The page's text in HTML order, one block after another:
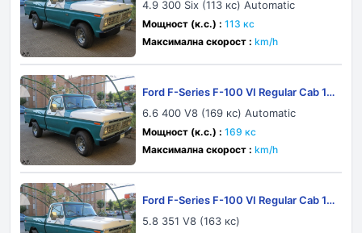
4.9 300 Six (113 кс) Automatic
Мощност (к.с.) : 113 кс
Максимална скорост : km/h
Ford F-Series F-100 VI Regular Cab 19
77
6.6 400 V8 (169 кс) Automatic
Мощност (к.с.) : 169 кс
Максимална скорост : km/h
Ford F-Series F-100 VI Regular Cab 19
77
5.8 351 V8 (163 кс)